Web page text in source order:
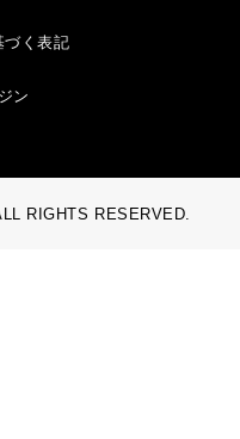
づく表記
ン
RIGHTS RESERVED.